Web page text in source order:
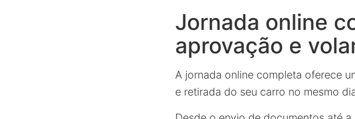
Jornada online
aprovação e
A jornada online completa oferece
e retirada do seu carro no mesmo